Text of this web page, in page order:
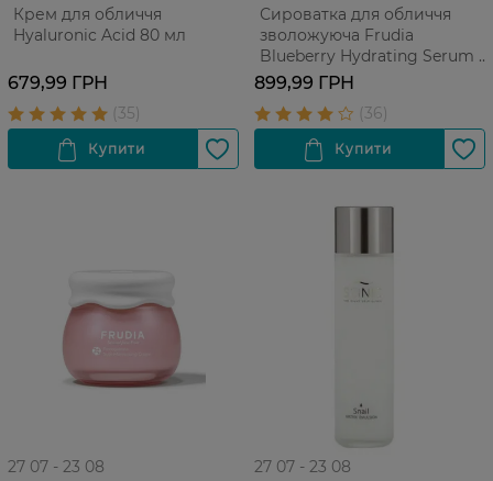
Крем для обличчя
Hyaluronic Acid 80 мл
679,99 ГРН
Сироватка для обличчя
зволожуюча Frudia
Blueberry Hydrating Serum з
чорницею для усіх типів
шкіри, 50 г
899,99 ГРН
27 07 - 23 08
27 07 - 23 08